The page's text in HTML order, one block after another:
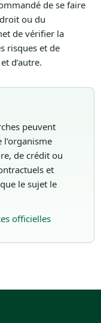
de se faire
ou du
de vérifier la
risques et de
d’autre.
peuvent
de crédit ou
et
le sujet le
officielles